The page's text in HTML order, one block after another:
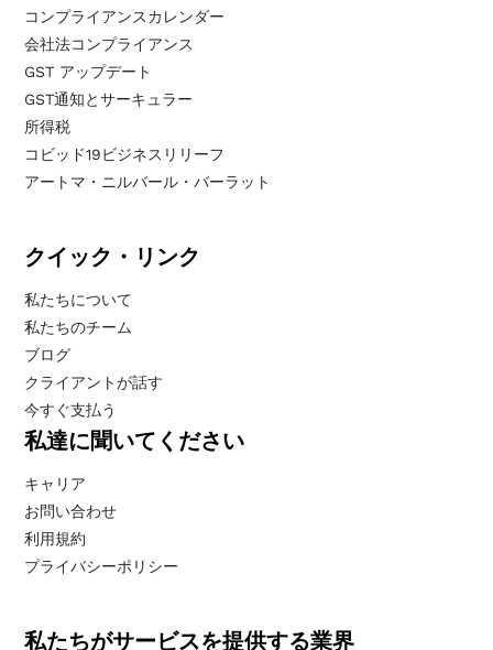
コンプライアンスカレンダー
会社法コンプライアンス
GST アップデート
GST通知とサーキュラー
所得税
コビッド19ビジネスリリーフ
アートマ・ニルバール・バーラット
クイック・リンク
私たちについて
私たちのチーム
ブログ
クライアントが話す
今すぐ支払う
私達に聞いてください
キャリア
お問い合わせ
利用規約
プライバシーポリシー
私たちがサービスを提供する業界